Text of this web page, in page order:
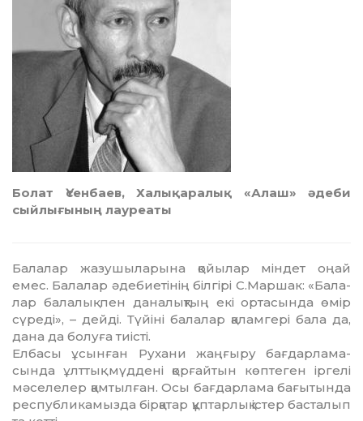
Болат Үсенбаев, Халықаралық «Алаш» әдеби
сыйлығының лауреаты
Балалар жазушыларына қойылар міндет оңай
емес. Балалар әдебиетінің білгірі С.Маршак: «Ба­ла­
лар балалық пен даналықтың екі ортасында өмір
сүреді», – дейді. Түйіні балалар қаламгері ба­ла да,
дана да болуға тиісті.
Елбасы ұсынған Рухани жаңғыру бағ­дар­ла­ма­
сында ұлттық мүддені қорғайтын көптеген ір­гелі
мәселелер қамтылған. Осы бағдарлама ба­ғы­тында
республикамызда бірқатар құптарлық іс­тер басталып